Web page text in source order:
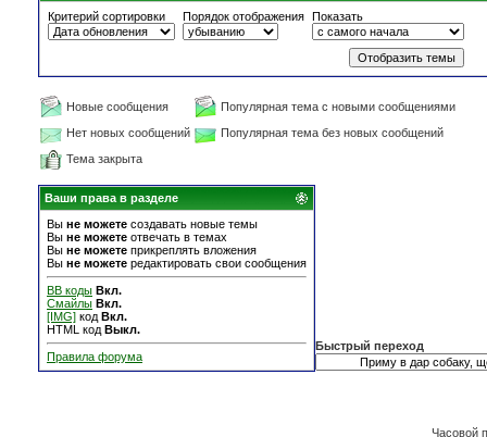
Критерий сортировки
Порядок отображения Показать
Новые сообщения
Популярная тема с новыми сообщениями
Нет новых сообщений
Популярная тема без новых сообщений
Тема закрыта
Ваши права в разделе
Вы не можете создавать новые темы
Вы не можете отвечать в темах
Вы не можете прикреплять вложения
Вы не можете редактировать свои сообщения
BB коды Вкл.
Смайлы Вкл.
[IMG] код Вкл.
HTML код Выкл.
Правила форума
Быстрый переход
Часовой